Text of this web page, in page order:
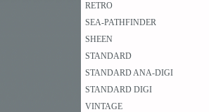
RETRO
SEA-PATHFINDER
SHEEN
STANDARD
STANDARD ANA-DIGI
STANDARD DIGI
VINTAGE